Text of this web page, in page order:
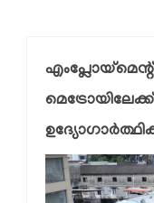
എംപ്ലോയ്മെന്റ്